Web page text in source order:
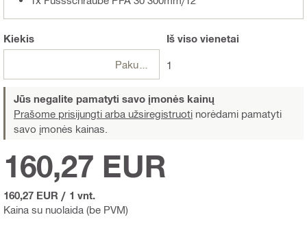
Kiekis
Pakuotės
Iš visovienetai
1
Jūs negalite pamatyti savo įmonės kainų
Prašome prisijungti arba užsiregistruoti norėdami pamatyti
savo įmonės kainas.
Kaina su nuolaida (be PVM)
160,27 EUR
160,27 EUR / 1 vnt.